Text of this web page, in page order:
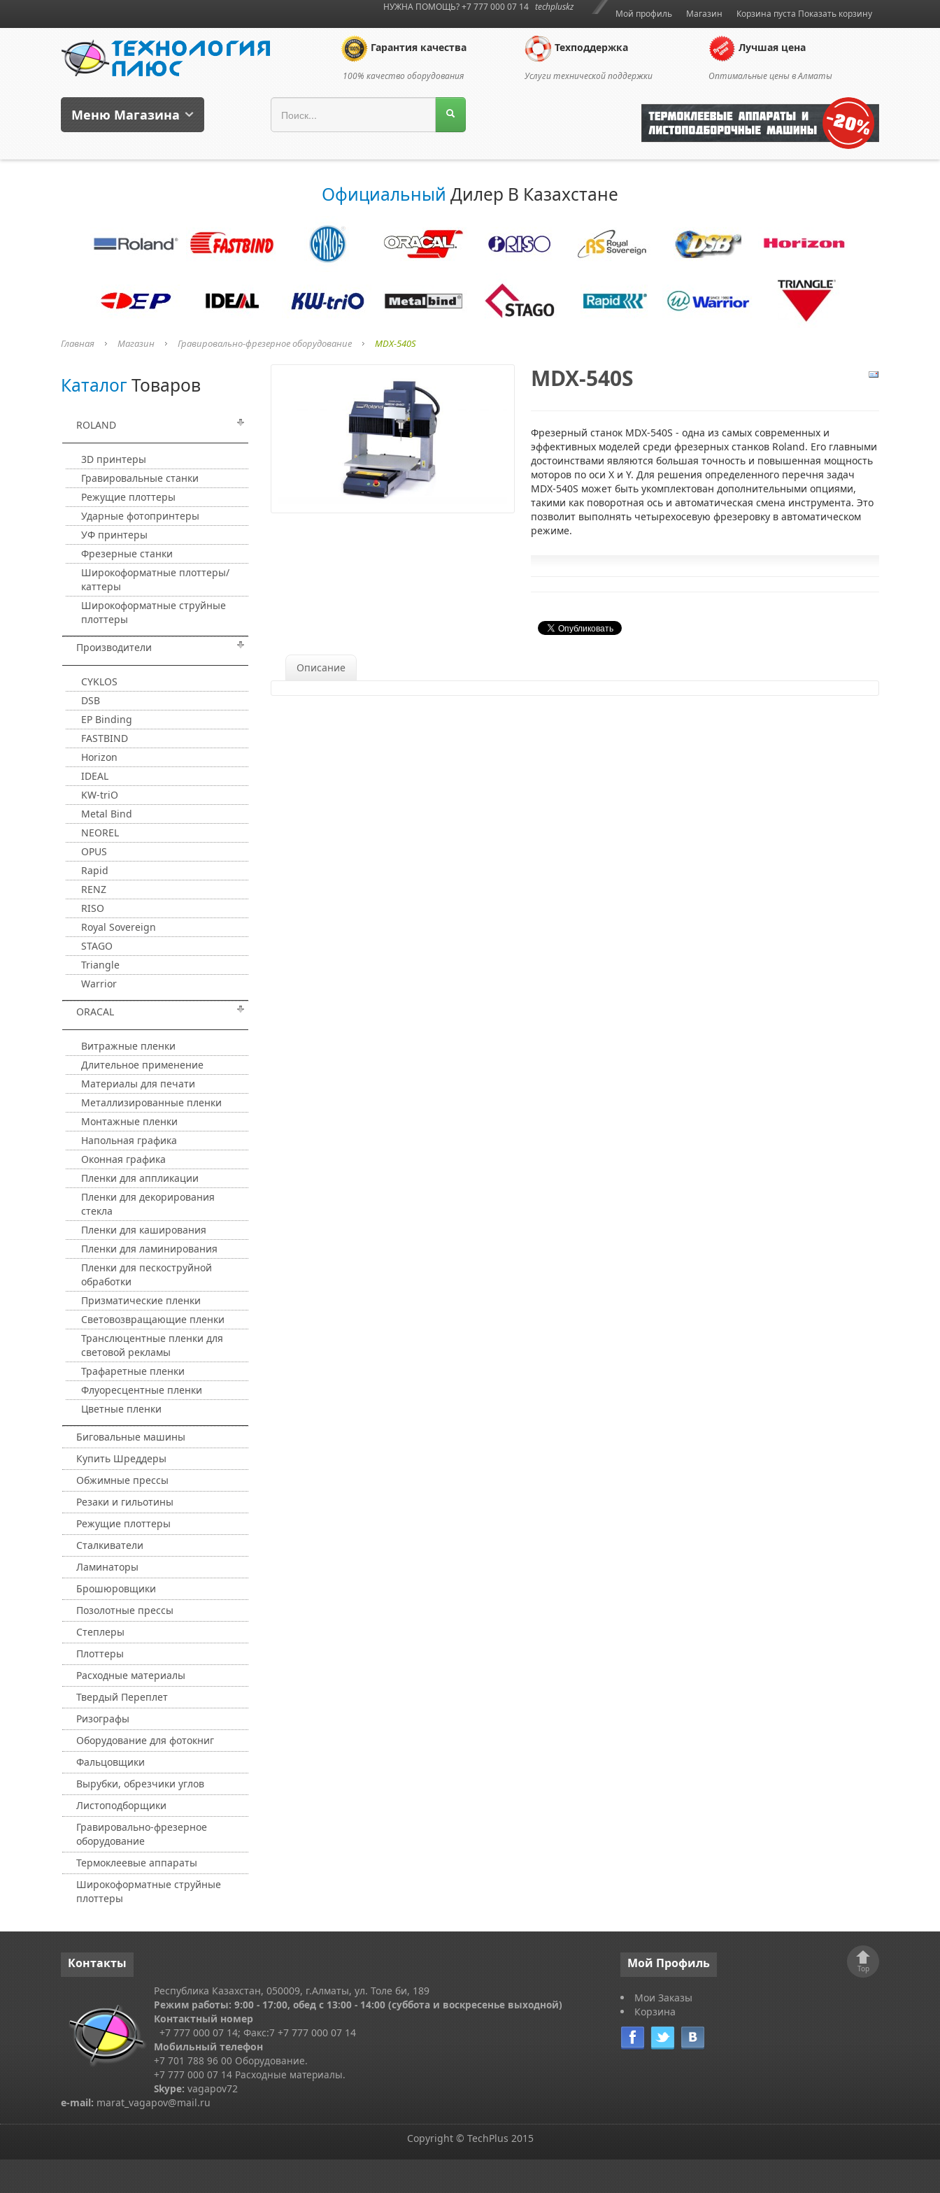
Корзина пуста Показать корзину
Мой профиль Магазин
НУЖНА ПОМОЩЬ? +7 777 000 07 14 techpluskz
Гарантия качества
100% качество оборудования
Техподдержка
Услуги технической поддержки
Лучшая цена
Оптимальные цены в Алматы
Меню Магазина
Официальный Дилер В Казахстане
Главная Магазин Гравировально-фрезерное оборудование MDX-540S
КаталогТоваров
ROLAND
3D принтеры
Гравировальные станки
Режущие плоттеры
Ударные фотопринтеры
УФ принтеры
Фрезерные станки
Широкоформатные плоттеры/
каттеры
Широкоформатные струйные
плоттеры
Производители
CYKLOS
DSB
EP Binding
FASTBIND
Horizon
IDEAL
KW-triO
Metal Bind
NEOREL
OPUS
Rapid
RENZ
RISO
Royal Sovereign
STAGO
Triangle
Warrior
ORACAL
Витражные пленки
Длительное применение
Материалы для печати
Металлизированные пленки
Монтажные пленки
Напольная графика
Оконная графика
Пленки для аппликации
Пленки для декорирования
стекла
Пленки для каширования
Пленки для ламинирования
Пленки для пескоструйной
обработки
Призматические пленки
Световозвращающие пленки
Транслюцентные пленки для
световой рекламы
Трафаретные пленки
Флуоресцентные пленки
Цветные пленки
Биговальные машины
Купить Шреддеры
Обжимные прессы
Резаки и гильотины
Режущие плоттеры
Сталкиватели
Ламинаторы
Брошюровщики
Позолотные прессы
Степлеры
Плоттеры
Расходные материалы
Твердый Переплет
Ризографы
Оборудование для фотокниг
Фальцовщики
Вырубки, обрезчики углов
Листоподборщики
Гравировально-фрезерное
оборудование
Термоклеевые аппараты
Широкоформатные струйные
плоттеры
MDX-540S
Фрезерный станок MDX-540S - одна из самых современных и
эффективных моделей среди фрезерных станков Roland. Его главными
достоинствами являются большая точность и повышенная мощность
моторов по оси X и Y. Для решения определенного перечня задач
MDX-540S может быть укомплектован дополнительными опциями,
такими как поворотная ось и автоматическая смена инструмента. Это
позволит выполнять четырехосевую фрезеровку в автоматическом
режиме.
Описание
Контакты
Республика Казахстан, 050009, г.Алматы, ул. Толе би, 189
Режим работы: 9:00 - 17:00, обед с 13:00 - 14:00 (суббота и воскресенье выходной)
Контактный номер
+7 777 000 07 14; Факс:7 +7 777 000 07 14
Мобильный телефон
+7 701 788 96 00 Оборудование.
+7 777 000 07 14 Расходные материалы.
Skype: vagapov72
e-mail: marat_vagapov@mail.ru
Мой Профиль
Мои Заказы
Корзина
Top
Copyright © TechPlus 2015